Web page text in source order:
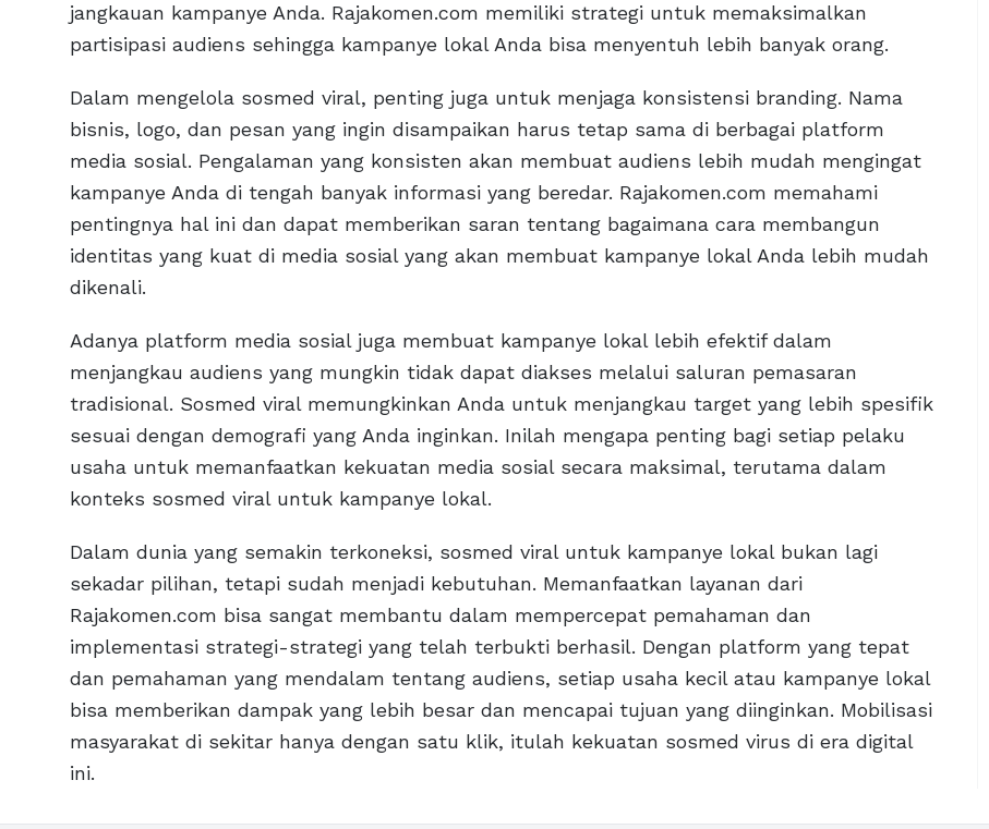
jangkauan kampanye Anda. Rajakomen.com memiliki strategi untuk memaksimalkan
partisipasi audiens sehingga kampanye lokal Anda bisa menyentuh lebih banyak orang.
Dalam mengelola sosmed viral, penting juga untuk menjaga konsistensi branding. Nama
bisnis, logo, dan pesan yang ingin disampaikan harus tetap sama di berbagai platform
media sosial. Pengalaman yang konsisten akan membuat audiens lebih mudah mengingat
kampanye Anda di tengah banyak informasi yang beredar. Rajakomen.com memahami
pentingnya hal ini dan dapat memberikan saran tentang bagaimana cara membangun
identitas yang kuat di media sosial yang akan membuat kampanye lokal Anda lebih mudah
dikenali.
Adanya platform media sosial juga membuat kampanye lokal lebih efektif dalam
menjangkau audiens yang mungkin tidak dapat diakses melalui saluran pemasaran
tradisional. Sosmed viral memungkinkan Anda untuk menjangkau target yang lebih spesifik
sesuai dengan demografi yang Anda inginkan. Inilah mengapa penting bagi setiap pelaku
usaha untuk memanfaatkan kekuatan media sosial secara maksimal, terutama dalam
konteks sosmed viral untuk kampanye lokal.
Dalam dunia yang semakin terkoneksi, sosmed viral untuk kampanye lokal bukan lagi
sekadar pilihan, tetapi sudah menjadi kebutuhan. Memanfaatkan layanan dari
Rajakomen.com bisa sangat membantu dalam mempercepat pemahaman dan
implementasi strategi-strategi yang telah terbukti berhasil. Dengan platform yang tepat
dan pemahaman yang mendalam tentang audiens, setiap usaha kecil atau kampanye lokal
bisa memberikan dampak yang lebih besar dan mencapai tujuan yang diinginkan. Mobilisasi
masyarakat di sekitar hanya dengan satu klik, itulah kekuatan sosmed virus di era digital
ini.